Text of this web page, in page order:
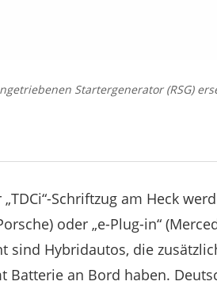
Startergenerator (RSG)
Schriftzug am Heck
oder „e-Plug-in“
sind Hybridautos, die
Batterie an Bord haben.